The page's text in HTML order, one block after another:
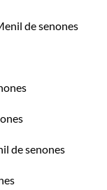
de senones
de senones